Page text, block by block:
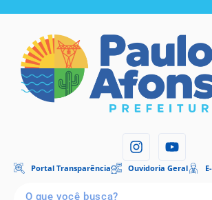
Portal Transparência Ouvidoria Geral